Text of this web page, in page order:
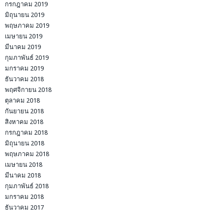
กรกฎาคม 2019
มิถุนายน 2019
พฤษภาคม 2019
เมษายน 2019
มีนาคม 2019
กุมภาพันธ์ 2019
มกราคม 2019
ธันวาคม 2018
พฤศจิกายน 2018
ตุลาคม 2018
กันยายน 2018
สิงหาคม 2018
กรกฎาคม 2018
มิถุนายน 2018
พฤษภาคม 2018
เมษายน 2018
มีนาคม 2018
กุมภาพันธ์ 2018
มกราคม 2018
ธันวาคม 2017